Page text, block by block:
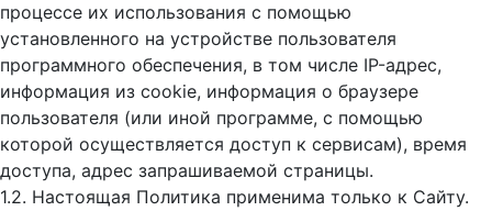
процессе их использования с помощью
установленного на устройстве пользователя
программного обеспечения, в том числе IP-адрес,
информация из cookie, информация о браузере
пользователя (или иной программе, с помощью
которой осуществляется доступ к cервисам), время
доступа, адрес запрашиваемой страницы.
1.2. Настоящая Политика применима только к Сайту.